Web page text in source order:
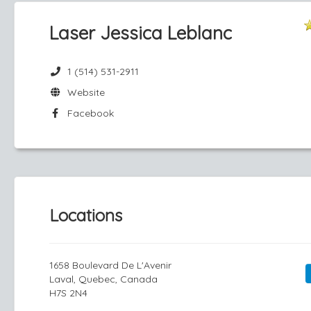
Laser Jessica Leblanc
1 (514) 531-2911
Website
Facebook
Locations
1658 Boulevard De L'Avenir
Laval, Quebec, Canada
H7S 2N4